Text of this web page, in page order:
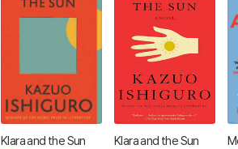
Klara and the Sun Klara and the Sun